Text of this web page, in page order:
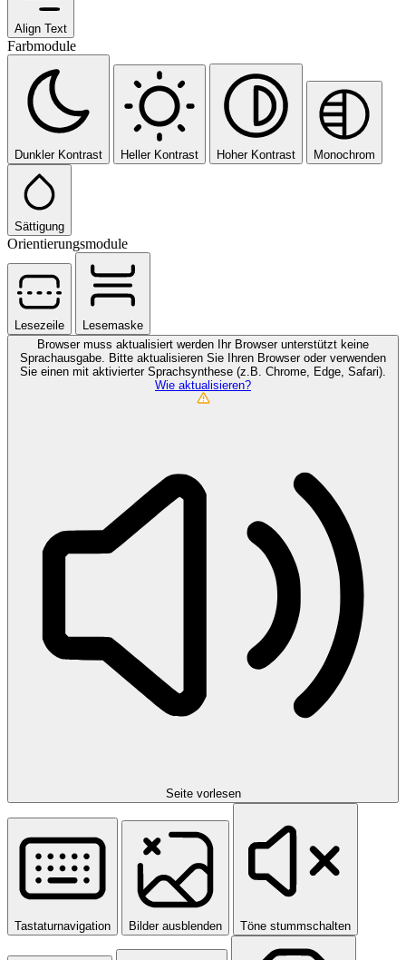
Align Text
Farbmodule
Dunkler Kontrast Heller Kontrast Hoher Kontrast Monochrom
Sättigung
Orientierungsmodule
Lesezeile
Lesemaske
Browser muss aktualisiert werden
Ihr Browser unterstützt keine
Sprachausgabe. Bitte aktualisieren Sie Ihren Browser oder verwenden
Sie einen mit aktivierter Sprachsynthese (z.B. Chrome, Edge, Safari).
Wie aktualisieren?
Seite vorlesen
Tastaturnavigation Bilder ausblenden Töne stummschalten